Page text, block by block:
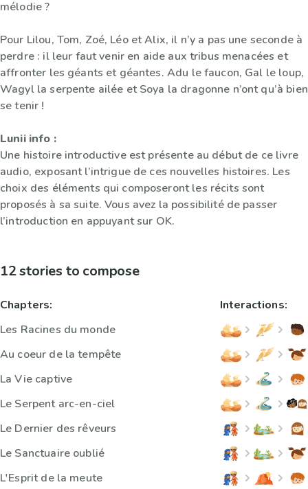
mélodie ?
Pour Lilou, Tom, Zoé, Léo et Alix, il n’y a pas une seconde à
perdre : il leur faut venir en aide aux tribus menacées et
affronter les géants et géantes. Adu le faucon, Gal le loup,
Wagyl la serpente ailée et Soya la dragonne n’ont qu’à bien
se tenir !
Lunii info :
Une histoire introductive est présente au début de ce livre
audio, exposant l’intrigue de ces nouvelles histoires. Les
choix des éléments qui composeront les récits sont
proposés à sa suite. Vous avez la possibilité de passer
l’introduction en appuyant sur OK.
12 stories to compose
Chapters:
Les Racines du monde
Au coeur de la tempête
La Vie captive
Le Serpent arc-en-ciel
Le Dernier des rêveurs
Le Sanctuaire oublié
L'Esprit de la meute
Interactions: